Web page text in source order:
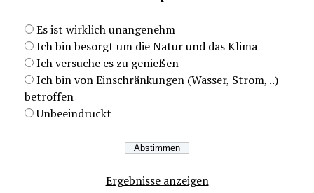
Es ist wirklich unangenehm
Ich bin besorgt um die Natur und das Klima
Ich versuche es zu genießen
Ich bin von Einschränkungen (Wasser, Strom, ..)
betroffen
Unbeeindruckt
Ergebnisse anzeigen